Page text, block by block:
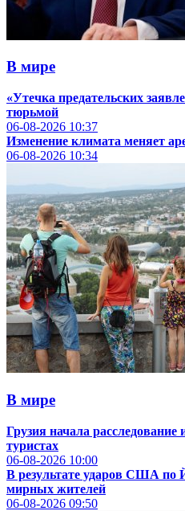
В мире
«Утечка предательских
тюрьмой
06-08-2026 10:37
Изменение климата меняет
06-08-2026 10:34
В мире
Грузия начала расследование
туристах
06-08-2026 10:00
В результате ударов США по
мирных жителей
06-08-2026 09:50